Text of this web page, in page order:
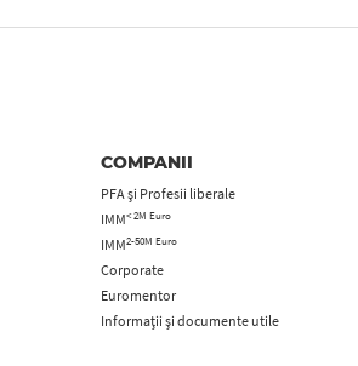
COMPANII
PFA şi Profesii liberale
IMM< 2M Euro
IMM2-50M Euro
Corporate
Euromentor
Informații și documente utile